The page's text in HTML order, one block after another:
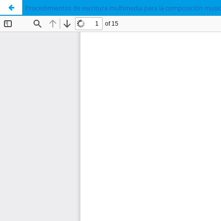
Procedimientos de escritura multimedia para la composición